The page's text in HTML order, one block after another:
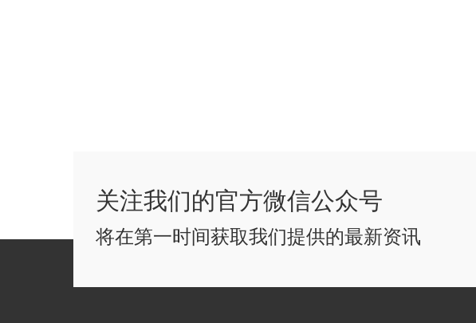
关注我们的官方微信公众号
将在第一时间获取我们提供的最新资讯